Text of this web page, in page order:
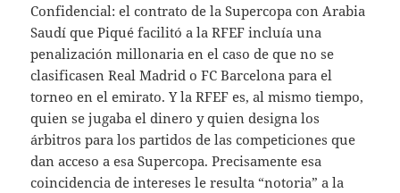
Confidencial: el contrato de la Supercopa con Arabia
Saudí que Piqué facilitó a la RFEF incluía una
penalización millonaria en el caso de que no se
clasificasen Real Madrid o FC Barcelona para el
torneo en el emirato. Y la RFEF es, al mismo tiempo,
quien se jugaba el dinero y quien designa los
árbitros para los partidos de las competiciones que
dan acceso a esa Supercopa. Precisamente esa
coincidencia de intereses le resulta “notoria” a la